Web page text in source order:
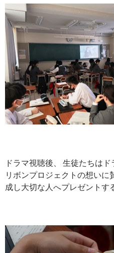
ドラマ視聴後、 生徒たちは
リボンプロジェクトの想い
成し大切な人へプレゼントす